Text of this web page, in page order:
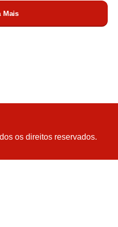
Mais
os direitos reservados.